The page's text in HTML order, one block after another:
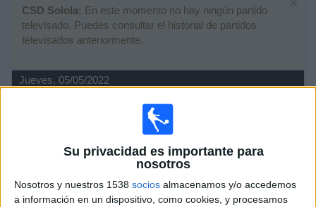
Su privacidad es importante para
nosotros
Nosotros y nuestros 1538 socios almacenamos y/o accedemos
a información en un dispositivo, como cookies, y procesamos
CSD Solola: En este momento no hay ningún partido
televisado. Puedes consultar el historial de partidos
televisados anteriormente.
Jueves, 05/05/2022
Liga Nacional Guatemala
Xelajú MC
Fanatiz (Ver en directo)
Widget